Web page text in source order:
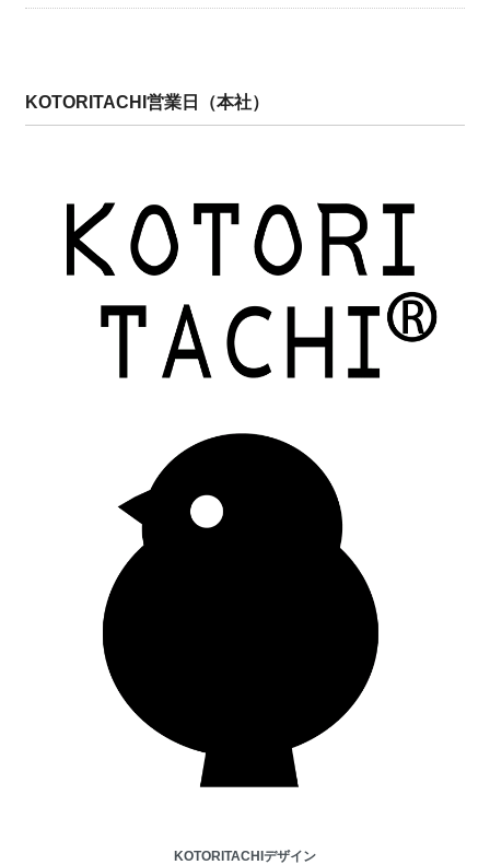
KOTORITACHI営業日（本社）
KOTORITACHIデザイン